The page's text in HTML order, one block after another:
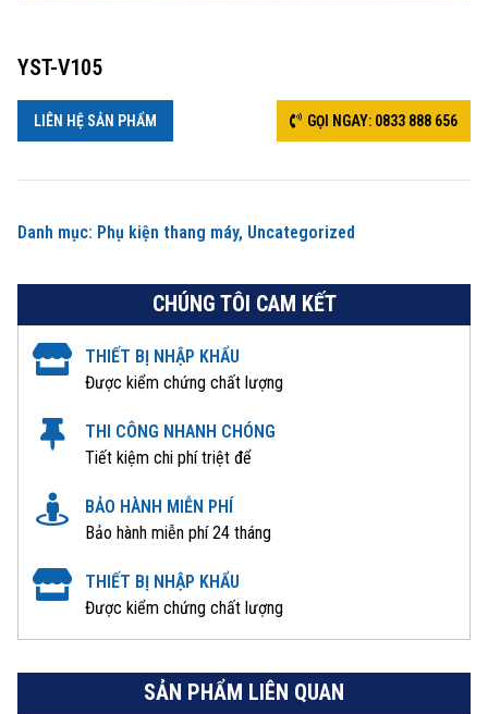
YST-V105
LIÊN HỆ SẢN PHẨM GỌI NGAY: 0833 888 656
Danh mục: Phụ kiện thang máy, Uncategorized
CHÚNG TÔI CAM KẾT
THIẾT BỊ NHẬP KHẨU
Được kiểm chứng chất lượng
THI CÔNG NHANH CHÓNG
Tiết kiệm chi phí triệt để
BẢO HÀNH MIỄN PHÍ
Bảo hành miễn phí 24 tháng
THIẾT BỊ NHẬP KHẨU
Được kiểm chứng chất lượng
SẢN PHẨM LIÊN QUAN